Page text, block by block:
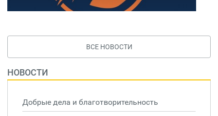
ВСЕ НОВОСТИ
НОВОСТИ
Добрые дела и благотворительность